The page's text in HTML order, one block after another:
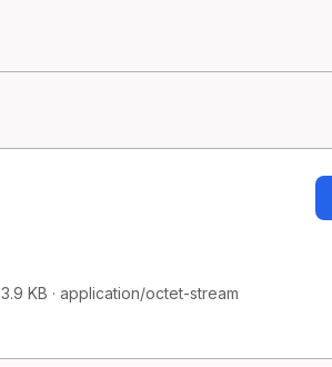
KB · application/octet-stream